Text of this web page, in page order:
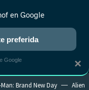
NUEVO
RANKINGS CINE
Brand New Day Alien
×
en Google
preferida
Google